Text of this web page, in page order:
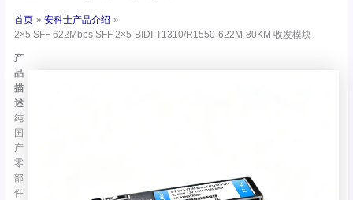
首页
安科士产品介绍
2×5 SFF 622Mbps SFF 2×5-BIDI-T1310/R1550-622M-80KM 收发模块
产
品
描
述
纯
国
产
零
部
件